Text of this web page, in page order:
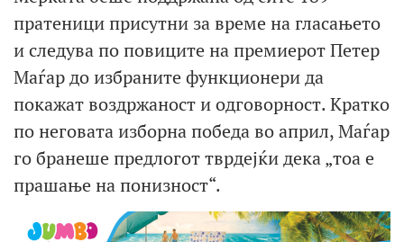
пратеници присутни за време на гласањето
и следува по повиците на премиерот Петер
Маѓар до избраните функционери да
покажат воздржаност и одговорност. Кратко
по неговата изборна победа во април, Маѓар
го бранеше предлогот тврдејќи дека „тоа е
прашање на понизност“.